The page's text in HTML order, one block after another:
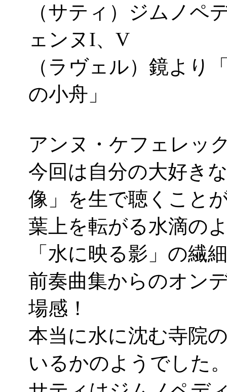
（サティ）ジムノペ
ェンヌI、V
（ラヴェル）鏡より
の小舟」
アンヌ・ケフェレッ
今回は自分の大好き
像」を生で聴くこと
葉上を転がる水滴の
「水に映る影」の繊
前奏曲集からのオン
場感！
本当に水に沈む寺院
いるかのようでした